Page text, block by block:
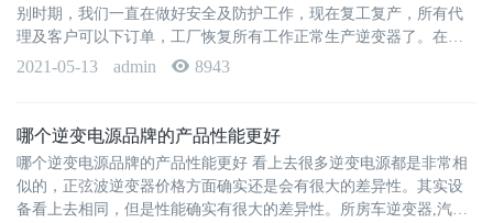
别时期，我们一直在做好安全及防护工作，现在复工复产，所有代
理及客户可以下订单，工厂恢复所有工作正常生产逆变器了。在新
的不安的新年，包括春节···
2021-05-13 admin 8943
哪个逆变电源品牌的产品性能更好
哪个逆变电源品牌的产品性能更好 看上去很多逆变电源都是非常相
似的，正弦波逆变器价格方面确实还是会有很大的差异性。其实设
备看上去相同，但是性能确实有很大的差异性。所房车逆变器,汽车